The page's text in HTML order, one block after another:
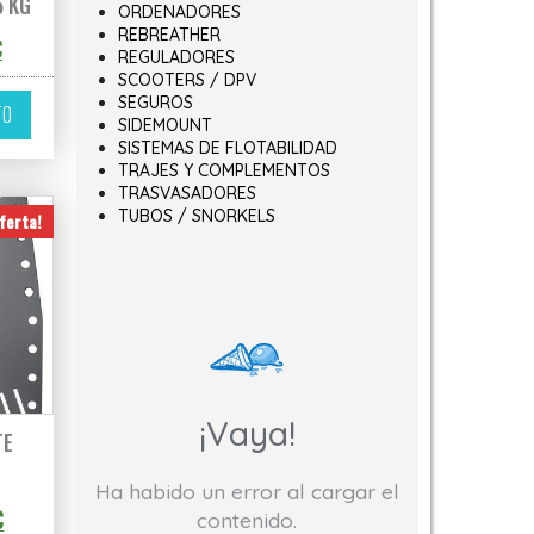
original era: 100,33€.
El precio actual es: 90,09€.
110,00€
era: 129,00€.
El precio actual es: 116,10€.
ORDENADORES
REBREATHER
REGULADORES
SCOOTERS / DPV
SEGUROS
SIDEMOUNT
SISTEMAS DE FLOTABILIDAD
TRAJES Y COMPLEMENTOS
TRASVASADORES
TUBOS / SNORKELS
¡Vaya!
Ha habido un error al cargar el
contenido.